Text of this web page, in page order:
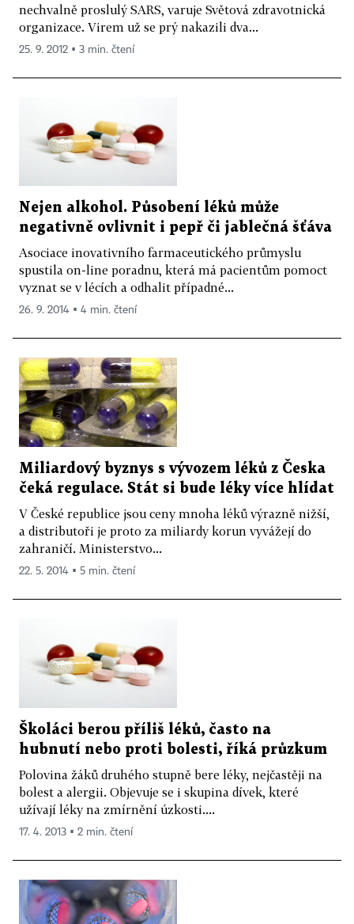
nechvalně proslulý SARS, varuje Světová zdravotnická
organizace. Virem už se prý nakazili dva...
25. 9. 2012 ▪ 3 min. čtení
Nejen alkohol. Působení léků může
negativně ovlivnit i pepř či jablečná šťáva
Asociace inovativního farmaceutického průmyslu
spustila on-line poradnu, která má pacientům pomoct
vyznat se v lécích a odhalit případné...
26. 9. 2014 ▪ 4 min. čtení
Miliardový byznys s vývozem léků z Česka
čeká regulace. Stát si bude léky více hlídat
V České republice jsou ceny mnoha léků výrazně nižší,
a distributoři je proto za miliardy korun vyvážejí do
zahraničí. Ministerstvo...
22. 5. 2014 ▪ 5 min. čtení
Školáci berou příliš léků, často na
hubnutí nebo proti bolesti, říká průzkum
Polovina žáků druhého stupně bere léky, nejčastěji na
bolest a alergii. Objevuje se i skupina dívek, které
užívají léky na zmírnění úzkosti....
17. 4. 2013 ▪ 2 min. čtení